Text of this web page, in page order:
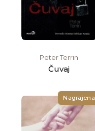
Peter Terrin
Čuvaj
Nagrajena